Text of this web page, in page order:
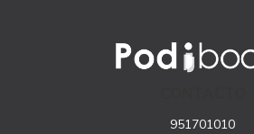
951701010